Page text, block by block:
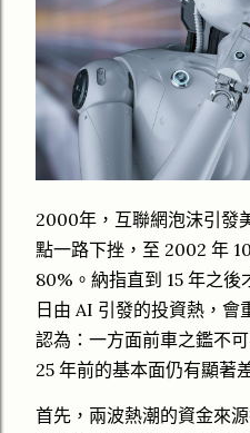
2000年，互聯網泡沫引發
點一路下挫，至 2002 年
80%。納指直到 15 年之
日由 AI 引發的投資熱，
認為：一方面前車之鑑不
25 年前的基本面仍有顯著
首先，兩波熱潮的資金來